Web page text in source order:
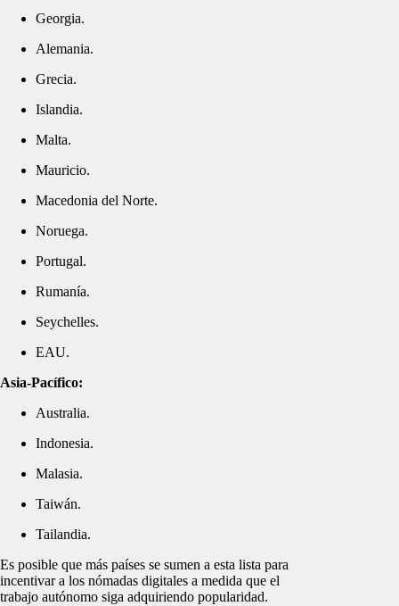
Georgia.
Alemania.
Grecia.
Islandia.
Malta.
Mauricio.
Macedonia del Norte.
Noruega.
Portugal.
Rumanía.
Seychelles.
EAU.
Asia-Pacífico:
Australia.
Indonesia.
Malasia.
Taiwán.
Tailandia.
Es posible que más países se sumen a esta lista para
incentivar a los nómadas digitales a medida que el
trabajo autónomo siga adquiriendo popularidad.